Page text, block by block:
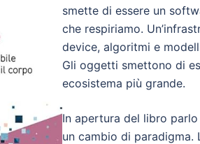
smette di essere un
che respiriamo.
device, algoritmi e
Gli oggetti smettono di
ecosistema più grande.
In apertura del libro
un cambio di paradigma.